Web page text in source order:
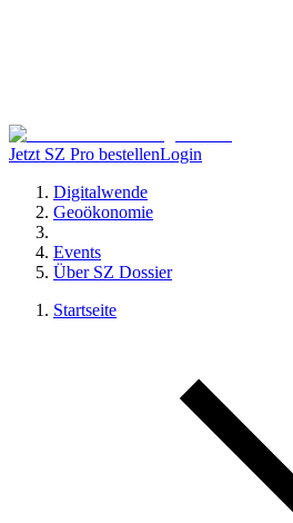
Jetzt SZ Pro bestellenLogin
Digitalwende
Geoökonomie
Events
Über SZ Dossier
Startseite